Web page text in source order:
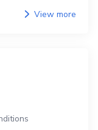
View more